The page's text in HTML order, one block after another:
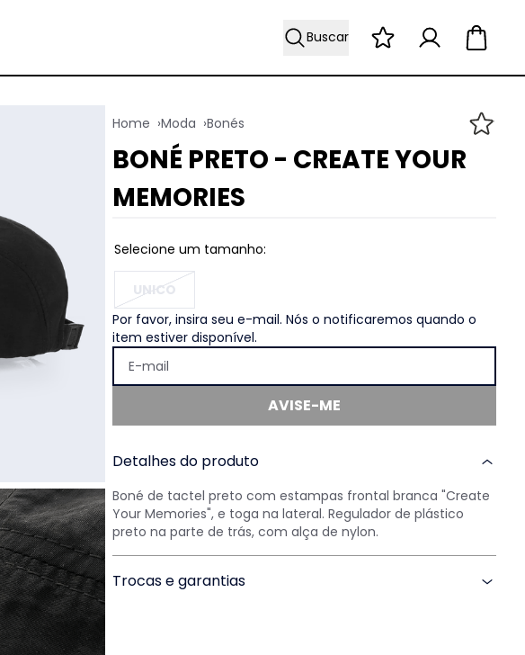
Buscar
Moda Bonés
BONÉ PRETO - CREATE YOUR
MEMORIES
UNICO
Por favor, insira seu e-mail. Nós o notificaremos quando o
item estiver disponível.
E-mail
AVISE-ME
Detalhes do produto
Boné de tactel preto com estampas frontal branca "Create
Your Memories", e toga na lateral. Regulador de plástico
preto na parte de trás, com alça de nylon.
Trocas e garantias